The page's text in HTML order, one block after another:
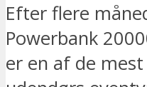
Efter flere
Powerbank
er en af de